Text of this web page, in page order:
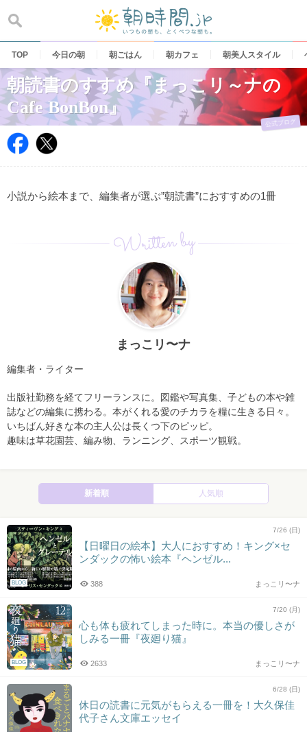
content
TOP 今日の朝 朝ごはん 朝カフェ 朝美人スタイル
朝読書のすすめ『まっこリ～ナの
Cafe BonBon』
公式ブログ
小説から絵本まで、編集者が選ぶ”朝読書”におすすめの1冊
Written by
まっこリ〜ナ
編集者・ライター
出版社勤務を経てフリーランスに。図鑑や写真集、子どもの本や雑
誌などの編集に携わる。本がくれる愛のチカラを糧に生きる日々。
いちばん好きな本の主人公は長くつ下のピッピ。
趣味は草花園芸、編み物、ランニング、スポーツ観戦。
新着順 人気順
BLOG
7/26 (日)
【日曜日の絵本】大人におすすめ！キング×セ
ンダックの怖い絵本『ヘンゼル...
まっこリ〜ナ
388
BLOG
7/20 (月)
心も体も疲れてしまった時に。本当の優しさが
しみる一冊『夜廻り猫』
まっこリ〜ナ
2633
6/28 (日)
休日の読書に元気がもらえる一冊を！大久保佳
代子さん文庫エッセイ